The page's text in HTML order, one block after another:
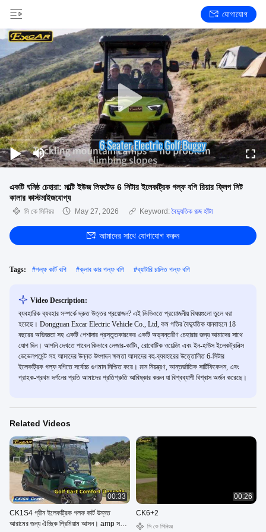
যোগাযোগ
একটি ঘনিষ্ঠ চেহারা: মাল্টি ইউজ লিফটেড 6 সিটার ইলেকট্রিক গল্ফ বগি রিয়ার ফ্লিপ সিট
কালার কাস্টমাইজযোগ্য
সি কে সিনিয়র May 27, 2026 Keyword:বৈদ্যুতিক গল্জ হাঁটা
আমাদের সাথে যোগাযোগ করুন
Tags: #গল্ফ কার্ট বগি #ক্লাব কার গল্ফ বগি #ব্যাটারি চালিত গল্ফ বগি
Video Description:
ব্যবহারিক ব্যবহার সম্পর্কে দ্রুত উত্তর প্রয়োজন? এই ভিডিওতে প্রয়োজনীয় বিষয়গুলো তুলে ধরা
হয়েছে। Dongguan Excar Electric Vehicle Co., Ltd, কম গতির বৈদ্যুতিক যানবাহনে 18
বছরের অভিজ্ঞতা সহ একটি পেশাদার প্রস্তুতকারকের একটি অভ্যন্তরীণ চেহারার জন্য আমাদের সাথে
যোগ দিন। আপনি দেখতে পাবেন কিভাবে লেজার-কাটিং, রোবোটিক ওয়েল্ডিং এবং ইন-হাউস ইলেকট্রনিক্স
ডেভেলপমেন্ট সহ আমাদের উন্নত উৎপাদন ক্ষমতা আমাদের বহু-ব্যবহারের উত্তোলিত 6-সিটার
ইলেকট্রিক গল্ফ বগিতে সর্বোচ্চ গুণমান নিশ্চিত করে। মান নিয়ন্ত্রণ, আন্তর্জাতিক সার্টিফিকেশন, এবং
গ্রাহক-প্রথম দর্শনের প্রতি আমাদের প্রতিশ্রুতি আবিষ্কার করুন যা বিশ্বব্যাপী বিশ্বাস অর্জন করেছে।
Related Videos
00:33
CK1S4 গ্রীন ইলেকট্রিক গলফ কার্ট উন্নত
আরামের জন্য ঐচ্ছিক প্রিমিয়াম আসন। amp সহ
00:26
CK6+2
সি কে সিনিয়র